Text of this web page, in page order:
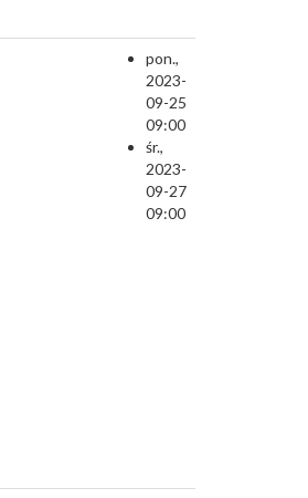
pon.,
2023-
09-25
09:00
śr.,
2023-
09-27
09:00